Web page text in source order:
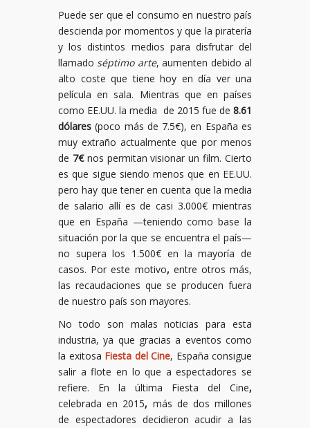
Puede ser que el consumo en nuestro país
descienda por momentos y que la piratería
y los distintos medios para disfrutar del
llamado séptimo arte, aumenten debido al
alto coste que tiene hoy en día ver una
película en sala. Mientras que en países
como EE.UU. la media de 2015 fue de 8.61
dólares(poco más de 7.5€), en España es
muy extraño actualmente que por menos
de 7€nos permitan visionar un film. Cierto
es que sigue siendo menos que en EE.UU.
pero hay que tener en cuenta que la media
de salario allí es de casi 3.000€ mientras
que en España —teniendo como base la
situación por la que se encuentra el país—
no supera los 1.500€ en la mayoría de
casos. Por este motivo, entre otros más,
las recaudaciones que se producen fuera
de nuestro país son mayores.
No todo son malas noticias para esta
industria, ya que gracias a eventos como
la exitosa Fiesta del Cine, España consigue
salir a flote en lo que a espectadores se
refiere. En la última Fiesta del Cine,
celebrada en 2015, más de dos millones
de espectadores decidieron acudir a las